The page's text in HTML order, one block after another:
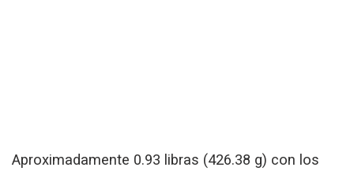
Aproximadamente 0.93 libras (426.38 g) con los